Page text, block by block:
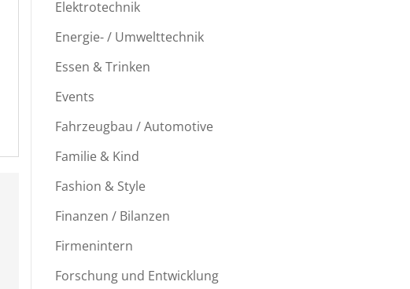
Elektrotechnik
Energie- / Umwelttechnik
Essen & Trinken
Events
Fahrzeugbau / Automotive
Familie & Kind
Fashion & Style
Finanzen / Bilanzen
Firmenintern
Forschung und Entwicklung